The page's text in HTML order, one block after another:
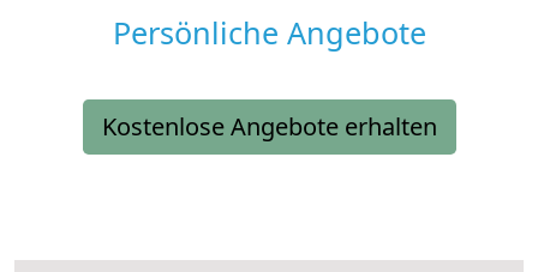
Persönliche Angebote
Kostenlose Angebote erhalten